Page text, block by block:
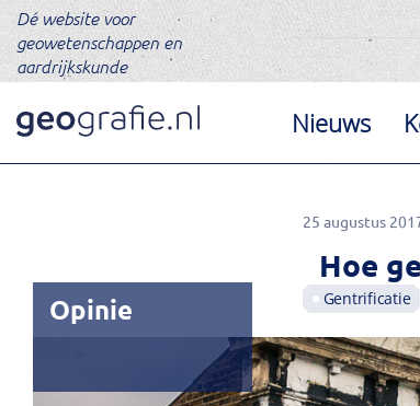
Dé website voor
geowetenschappen en
aardrijkskunde
Nieuws
25 augustus
Hoe
Gentrificatie
Opinie